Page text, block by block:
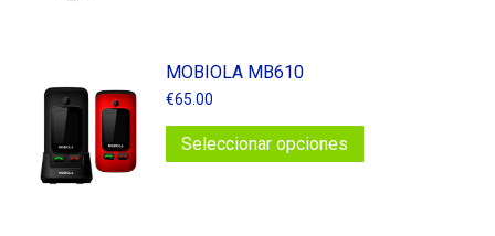
MOBIOLA MB610
€65.00
Seleccionar opciones
producto